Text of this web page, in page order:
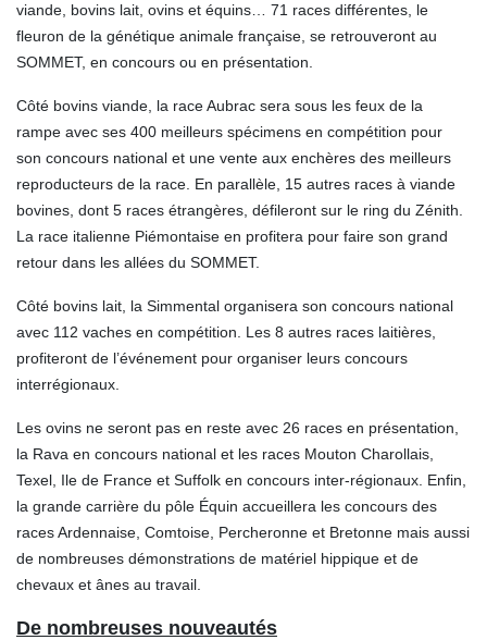
viande, bovins lait, ovins et équins… 71 races différentes, le
fleuron de la génétique animale française, se retrouveront au
SOMMET, en concours ou en présentation.
Côté bovins viande, la race Aubrac sera sous les feux de la
rampe avec ses 400 meilleurs spécimens en compétition pour
son concours national et une vente aux enchères des meilleurs
reproducteurs de la race. En parallèle, 15 autres races à viande
bovines, dont 5 races étrangères, défileront sur le ring du Zénith.
La race italienne Piémontaise en profitera pour faire son grand
retour dans les allées du SOMMET.
Côté bovins lait, la Simmental organisera son concours national
avec 112 vaches en compétition. Les 8 autres races laitières,
profiteront de l’événement pour organiser leurs concours
interrégionaux.
Les ovins ne seront pas en reste avec 26 races en présentation,
la Rava en concours national et les races Mouton Charollais,
Texel, Ile de France et Suffolk en concours inter-régionaux. Enfin,
la grande carrière du pôle Équin accueillera les concours des
races Ardennaise, Comtoise, Percheronne et Bretonne mais aussi
de nombreuses démonstrations de matériel hippique et de
chevaux et ânes au travail.
De nombreuses nouveautés